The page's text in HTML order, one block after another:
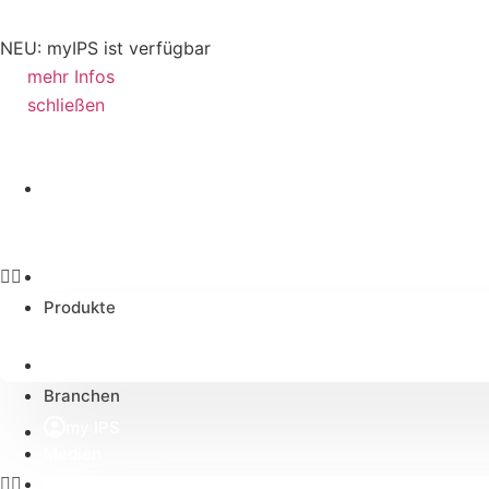
NEU: myIPS ist verfügbar
mehr Infos
schließen
Alle Medien
Produkte
Branchen
Anwendungen